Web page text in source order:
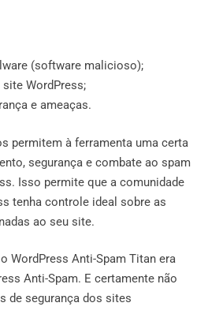
(software malicioso);
WordPress;
e ameaças.
permitem à ferramenta uma certa
segurança e combate ao spam
Isso permite que a comunidade
tenha controle ideal sobre as
ao seu site.
WordPress Anti-Spam Titan era
Anti-Spam. E certamente não
de segurança dos sites